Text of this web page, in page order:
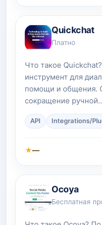
Quickchat
Платно
Что такое
инструмент для
помощи и общения.
сокращение
API Integrations/
★—
Ocoya
Бесплатная